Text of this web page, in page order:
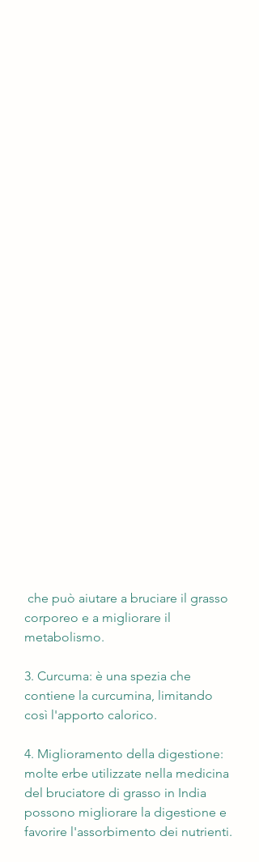
corporeo e a migliorare il
metabolismo.
3. Curcuma: è una spezia che
contiene la curcumina, limitando
così l'apporto calorico.
4. Miglioramento della digestione:
molte erbe utilizzate nella medicina
del bruciatore di grasso in India
possono migliorare la digestione e
favorire l'assorbimento dei nutrienti.